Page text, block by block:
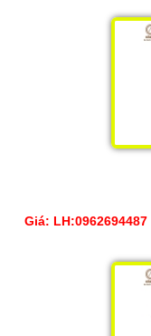
Giá: LH:0962694487